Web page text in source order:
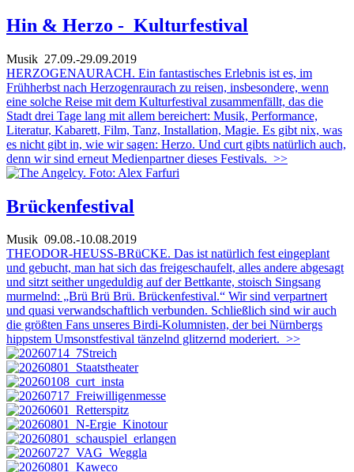
Hin & Herzo - Kulturfestival
Musik 27.09.-29.09.2019
HERZOGENAURACH. Ein fantastisches Erlebnis ist es, im
Frühherbst nach Herzogenraurach zu reisen, insbesondere, wenn
eine solche Reise mit dem Kulturfestival zusammenfällt, das die
Stadt drei Tage lang mit allem bereichert: Musik, Performance,
Literatur, Kabarett, Film, Tanz, Installation, Magie. Es gibt nix, was
es nicht gibt in, wie wir sagen: Herzo. Und curt gibts natürlich auch,
denn wir sind erneut Medienpartner dieses Festivals. >>
Brückenfestival
Musik 09.08.-10.08.2019
THEODOR-HEUSS-BRüCKE. Das ist natürlich fest eingeplant
und gebucht, man hat sich das freigeschaufelt, alles andere abgesagt
und sitzt seither ungeduldig auf der Bettkante, stoisch Singsang
murmelnd: „Brü Brü Brü. Brückenfestival.“ Wir sind verpartnert
und quasi verwandschaftlich verbunden. Schließlich sind wir auch
die größten Fans unseres Birdi-Kolumnisten, der bei Nürnbergs
hippstem Umsonstfestival tänzelnd glitzernd moderiert. >>